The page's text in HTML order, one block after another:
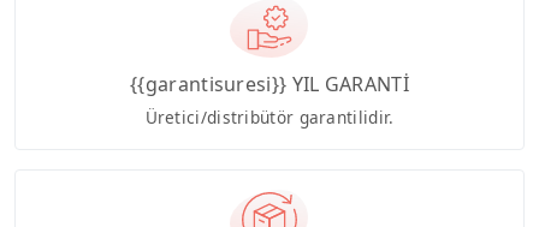
{{garantisuresi}} YIL GARANTİ
Üretici/distribütör garantilidir.